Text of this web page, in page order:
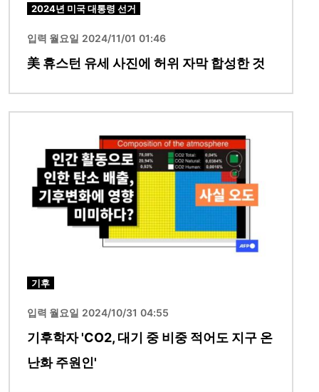
2024년 미국 대통령 선거
입력 월요일 2024/11/01 01:46
美 휴스턴 유세 사진에 허위 자막 합성한 것
기후
입력 월요일 2024/10/31 04:55
기후학자 'CO2, 대기 중 비중 적어도 지구 온
난화 주원인'